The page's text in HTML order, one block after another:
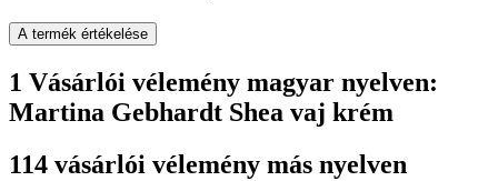
A termék értékelése
1 Vásárlói vélemény magyar nyelven:
Martina Gebhardt Shea vaj krém
114 vásárlói vélemény más nyelven